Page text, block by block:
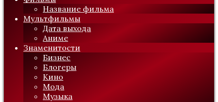
Название фильма
Мультфильмы
Дата выхода
Аниме
Знаменитости
Бизнес
Блогеры
Кино
Мода
Музыка